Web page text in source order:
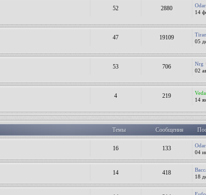
52 2880
14
47 19109
05
53 706 Nrg
02
4 219 Veda
14
Темы Сообщения
16 133
04
14 418
18